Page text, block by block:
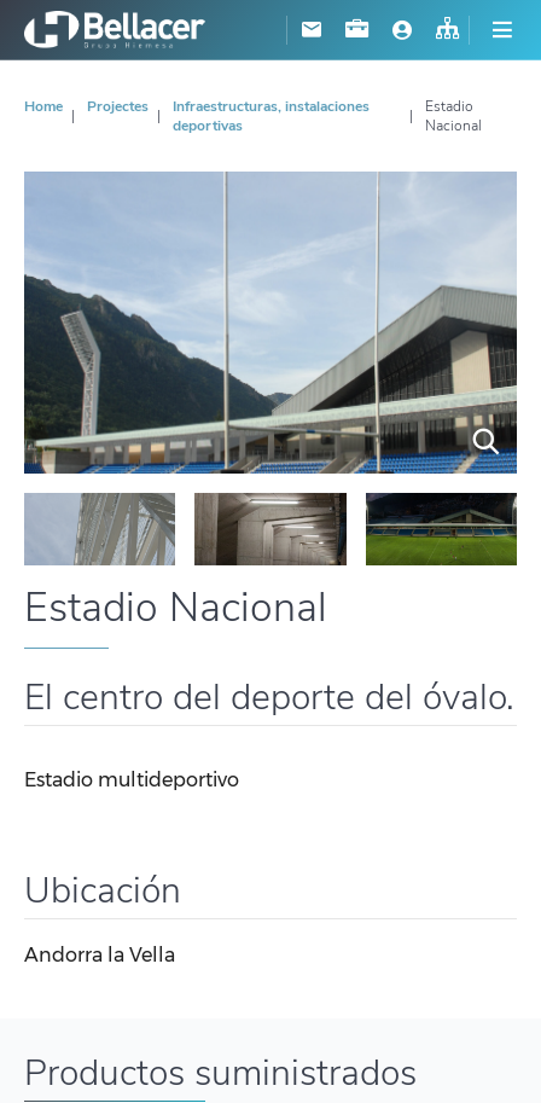
Home Projectes
Infraestructuras, instalaciones
deportivas
Estadio
Nacional
Estadio Nacional
El centro del deporte del óvalo.
Estadio multideportivo
Ubicación
Andorra la Vella
Productos suministrados